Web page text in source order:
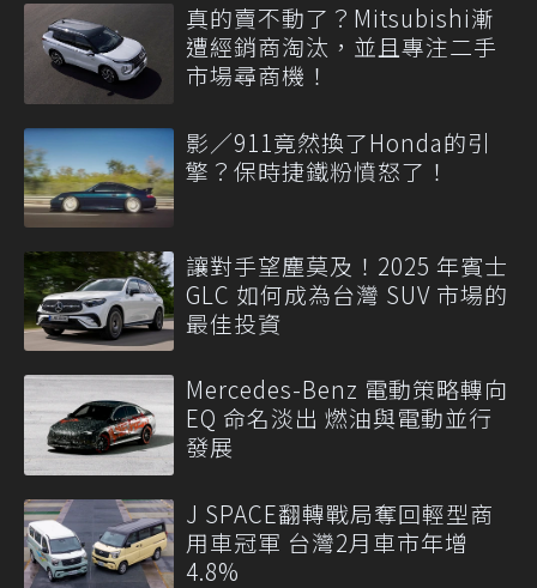
真的賣不動了？Mitsubishi漸
遭經銷商淘汰，並且專注二手
市場尋商機！
影／911竟然換了Honda的引
擎？保時捷鐵粉憤怒了！
讓對手望塵莫及！2025 年賓士
GLC 如何成為台灣 SUV 市場的
最佳投資
Mercedes-Benz 電動策略轉向
EQ 命名淡出 燃油與電動並行
發展
J SPACE翻轉戰局奪回輕型商
用車冠軍 台灣2月車市年增
4.8%